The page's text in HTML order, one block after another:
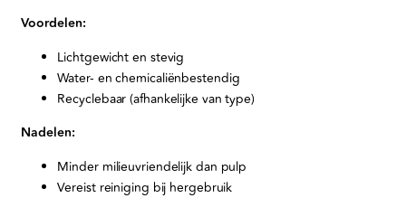
Voordelen:
Lichtgewicht en stevig
Water- en chemicaliënbestendig
Recyclebaar (afhankelijke van type)
Nadelen:
Minder milieuvriendelijk dan pulp
Vereist reiniging bij hergebruik